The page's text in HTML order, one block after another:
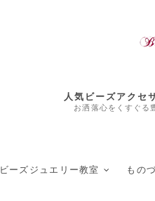
人気ビーズアクセ
お洒落心をくすぐる
ビーズジュエリー教室 もの